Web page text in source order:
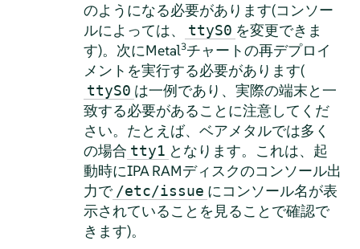
のようになる必要があります(コンソー
ルによっては、
ttyS0 を変更できま
す)。次にMetal3チャートの再デプロイ
メントを実行する必要があります(
ttyS0 は一例であり、実際の端末と一
致する必要があることに注意してくだ
さい。たとえば、ベアメタルでは多く
の場合 tty1 となります。これは、起
動時にIPA RAMディスクのコンソール出
力で /etc/issue にコンソール名が表
示されていることを見ることで確認で
きます)。